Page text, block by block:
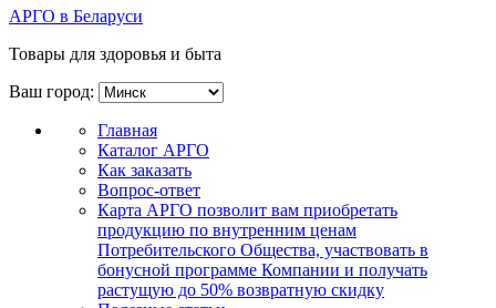
АРГО в Беларуси
Товары для здоровья и быта
Ваш город:
Главная
Каталог АРГО
Как заказать
Вопрос-ответ
Карта АРГО позволит вам приобретать
продукцию по внутренним ценам
Потребительского Общества, участвовать в
бонусной программе Компании и получать
растущую до 50% возвратную скидку